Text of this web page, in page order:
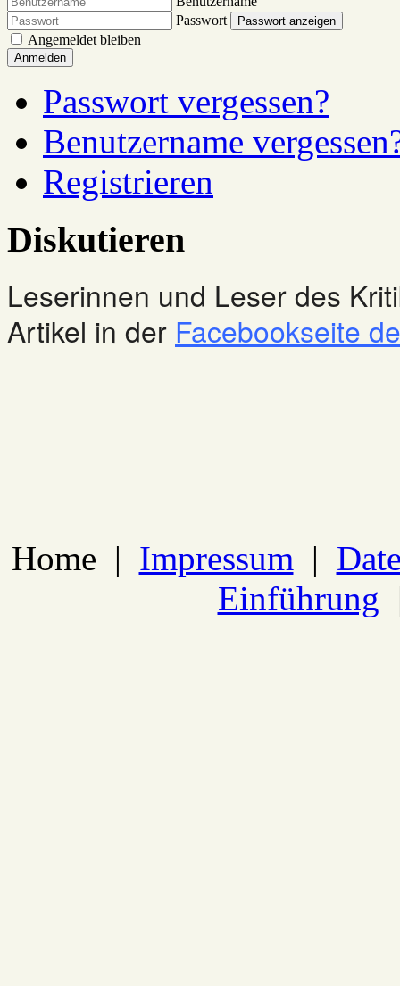
Passwort
Passwort anzeigen
Angemeldet bleiben
Anmelden
Passwort vergessen?
Benutzername
Registrieren
Diskutieren
Leserinnen und Leser des
Artikel in der Facebookseite
Home | Impressum |
Einführung